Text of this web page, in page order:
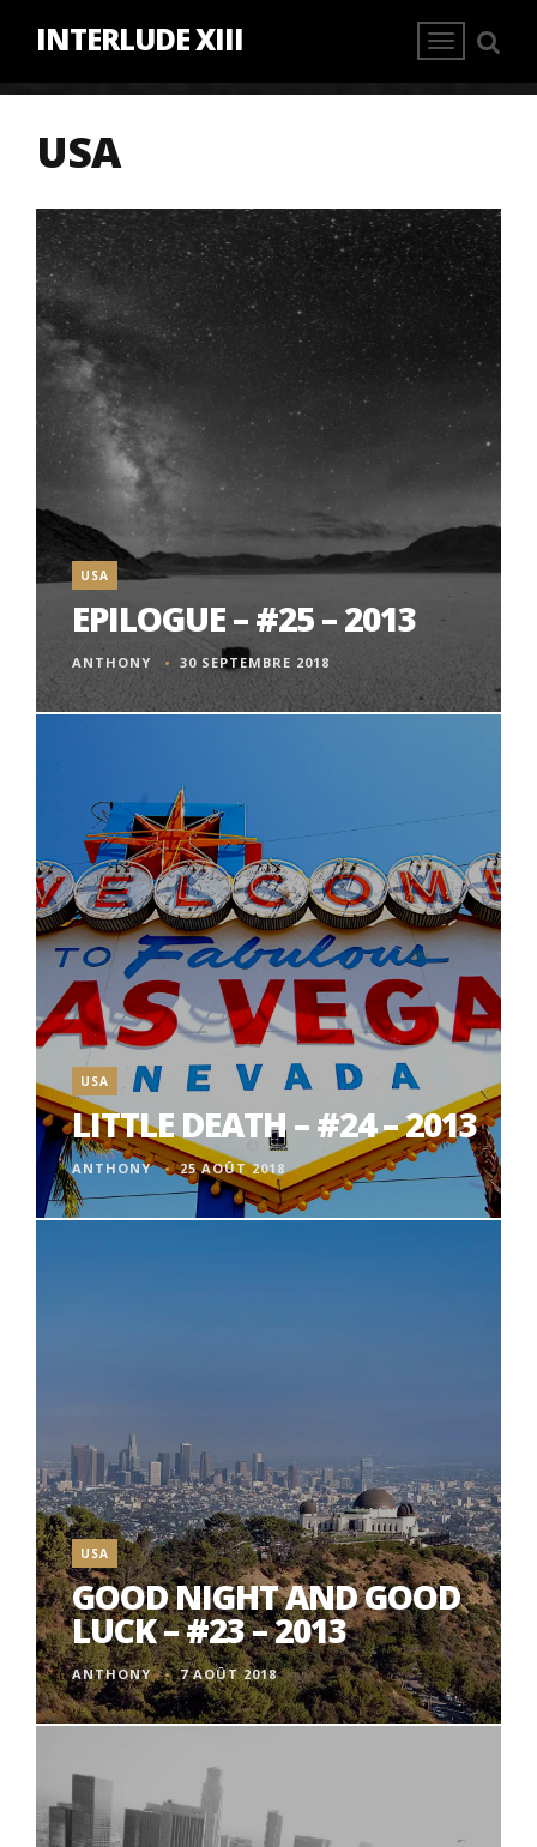
INTERLUDE XIII
USA
USA
EPILOGUE – #25 – 2013
ANTHONY 30 SEPTEMBRE 2018
USA
LITTLE DEATH – #24 – 2013
ANTHONY 25 AOÛT 2018
USA
GOOD NIGHT AND GOOD
LUCK – #23 – 2013
ANTHONY 7 AOÛT 2018